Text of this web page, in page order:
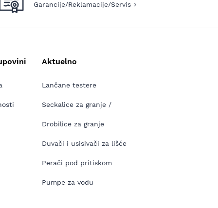
Garancije/Reklamacije/Servis
Aktuelno
Lančane testere
Seckalice za granje /
Drobilice za granje
Duvači i usisivači za lišće
Perači pod pritiskom
Pumpe za vodu